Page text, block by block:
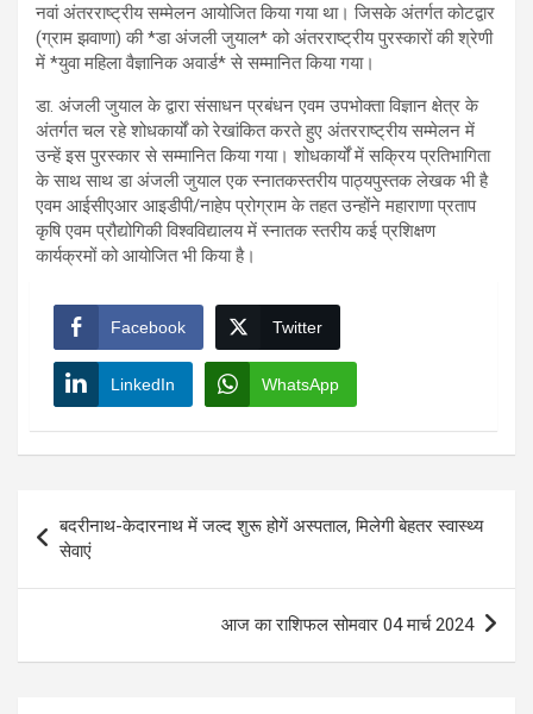
नवां अंतरराष्ट्रीय सम्मेलन आयोजित किया गया था। जिसके अंतर्गत कोटद्वार
(ग्राम झवाणा) की *डा अंजली जुयाल* को अंतरराष्ट्रीय पुरस्कारों की श्रेणी
में *युवा महिला वैज्ञानिक अवार्ड* से सम्मानित किया गया।
डा. अंजली जुयाल के द्वारा संसाधन प्रबंधन एवम उपभोक्ता विज्ञान क्षेत्र के
अंतर्गत चल रहे शोधकार्यों को रेखांकित करते हुए अंतरराष्ट्रीय सम्मेलन में
उन्हें इस पुरस्कार से सम्मानित किया गया। शोधकार्यों में सक्रिय प्रतिभागिता
के साथ साथ डा अंजली जुयाल एक स्नातकस्तरीय पाठ्यपुस्तक लेखक भी है
एवम आईसीएआर आइडीपी/नाहेप प्रोग्राम के तहत उन्होंने महाराणा प्रताप
कृषि एवम प्रौद्योगिकी विश्वविद्यालय में स्नातक स्तरीय कई प्रशिक्षण
कार्यक्रमों को आयोजित भी किया है।
Facebook Twitter
LinkedIn WhatsApp
navigation
बदरीनाथ-केदारनाथ में जल्द शुरू होगें अस्पताल, मिलेगी बेहतर स्वास्थ्य
सेवाएं
आज का राशिफल सोमवार 04 मार्च 2024